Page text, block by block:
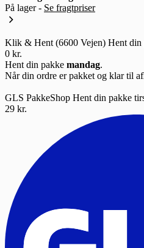
På lager - Se fragtpriser
Klik & Hent (6600 Vejen) Hent din
0 kr.
Hent din pakke mandag.
Når din ordre er pakket og klar til
GLS PakkeShop Hent din pakke
29 kr.